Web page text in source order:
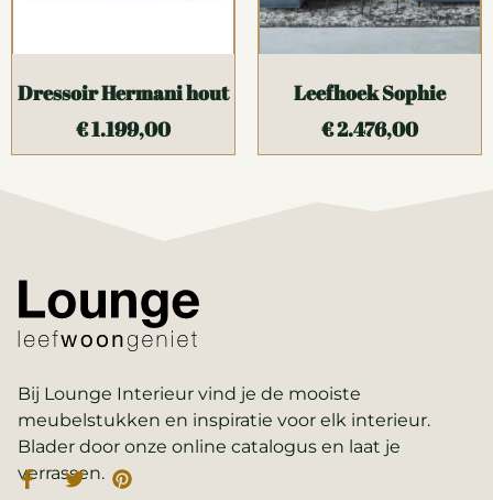
Dressoir Hermani hout
€1.199,00
Leefhoek Sophie
€2.476,00
Bij Lounge Interieur vind je de mooiste
meubelstukken en inspiratie voor elk interieur.
Blader door onze online catalogus en laat je
verrassen.